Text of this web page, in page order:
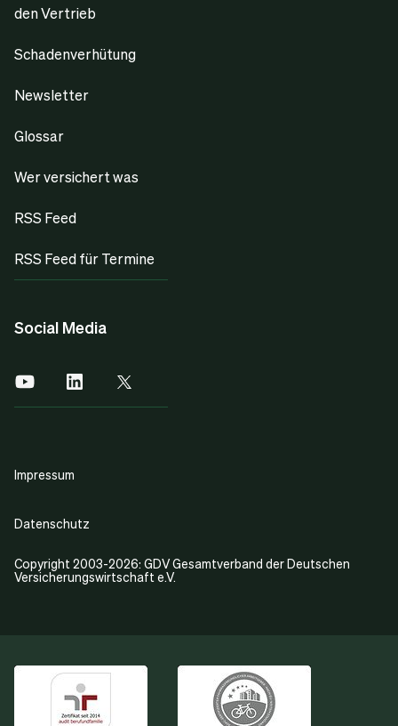
den Vertrieb
Schadenverhütung
Newsletter
Glossar
Wer versichert was
RSS Feed
RSS Feed für Termine
Social Media
Copyright 2003-2026: GDV Gesamtverband der Deutschen
Versicherungswirtschaft e.V.
Impressum
Datenschutz